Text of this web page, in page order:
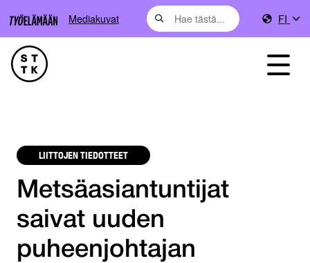
Mediakuvat FI
LIITTOJEN TIEDOTTEET
Metsäasiantuntijat
saivat uuden
puheenjohtajan